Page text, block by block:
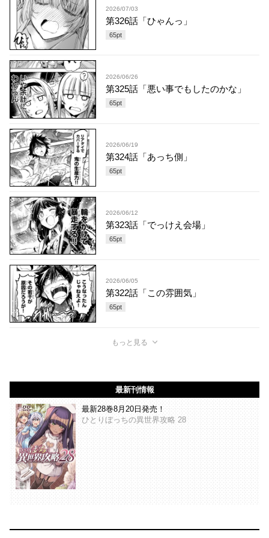
2026/07/03
第326話「ひゃんっ」
65pt
2026/06/26
第325話「悪い事でもしたのかな」
65pt
2026/06/19
第324話「あっち側」
65pt
2026/06/12
第323話「でっけえ会場」
65pt
2026/06/05
第322話「この雰囲気」
65pt
もっと見る
最新刊情報
最新28巻8月20日発売！
ひとりぼっちの異世界攻略 28